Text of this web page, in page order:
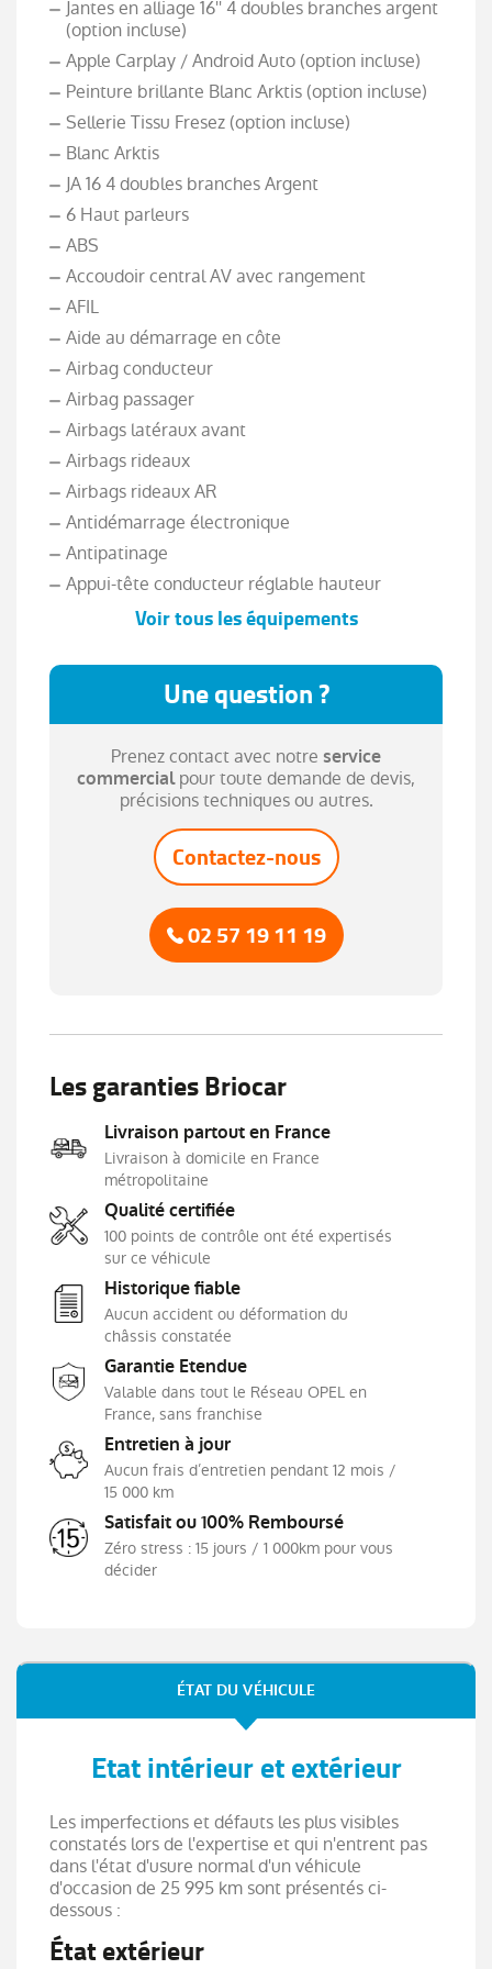
Jantes en alliage 16'' 4 doubles branches argent
(option incluse)
Apple Carplay / Android Auto (option incluse)
Peinture brillante Blanc Arktis (option incluse)
Sellerie Tissu Fresez (option incluse)
Blanc Arktis
JA 16 4 doubles branches Argent
6 Haut parleurs
ABS
Accoudoir central AV avec rangement
AFIL
Aide au démarrage en côte
Airbag conducteur
Airbag passager
Airbags latéraux avant
Airbags rideaux
Airbags rideaux AR
Antidémarrage électronique
Antipatinage
Appui-tête conducteur réglable hauteur
Voir tous les équipements
Assistance de maintien de trajectoire
Banquette AR rabattable
Becquet arrière
Boucliers AV et AR couleur caisse
Capteur de luminosité
Capteur de pluie
Clim manuelle
Commandes du système audio au volant
Eclairage d'ambiance
Ecran multifonction couleur
Ecran tactile
ESP
Feux de jour à LED
Filtre à Pollen
Fixations Isofix aux places arrières
Fonction MP3
GPS Cartographique
Interface Media
Kit mains-libres Bluetooth
Lampes de lecture à l'avant
Limiteur de vitesse
Miroir de courtoisie passager
Orange Dynamik métallisé
Ordinateur de bord
Phares avant LED
Prise 12V
Radar de stationnement AR
Radio numérique DAB
Reconnaissance panneaux de signalisation
Régulateur de vitesse
Répétiteurs de clignotant dans rétro ext
Rétroviseur intérieur électrochrome
Rétroviseurs dégivrants
Une question ?
Prenez contact avec notre service
commercialpour toute demande de devis,
précisions techniques ou autres.
Contactez-nous
02 57 19 11 19
Les garanties Briocar
Livraison partout en France
Livraison à domicile en France
métropolitaine
Qualité certifiée
100 points de contrôle ont été expertisés
sur ce véhicule
Historique fiable
Aucun accident ou déformation du
châssis constatée
Garantie Etendue
Valable dans tout le Réseau OPEL en
France, sans franchise
Entretien à jour
Aucun frais d’entretien pendant 12 mois /
15 000 km
Satisfait ou 100% Remboursé
Zéro stress : 15 jours / 1 000km pour vous
décider
ÉTAT DU VÉHICULE
Etat intérieur et extérieur
Les imperfections et défauts les plus visibles
constatés lors de l'expertise et qui n'entrent pas
dans l'état d'usure normal d'un véhicule
d'occasion de 25 995 km sont présentés ci-
dessous :
État extérieur